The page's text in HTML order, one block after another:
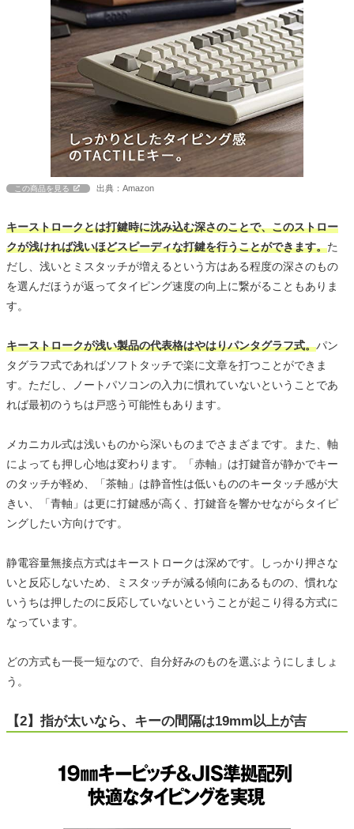
この商品を見る 出典：Amazon
キーストロークとは打鍵時に沈み込む深さのことで、このストロー
クが浅ければ浅いほどスピーディな打鍵を行うことができます。た
だし、浅いとミスタッチが増えるという方はある程度の深さのもの
を選んだほうが返ってタイピング速度の向上に繋がることもありま
す。
キーストロークが浅い製品の代表格はやはりパンタグラフ式。パン
タグラフ式であればソフトタッチで楽に文章を打つことができま
す。ただし、ノートパソコンの入力に慣れていないということであ
れば最初のうちは戸惑う可能性もあります。
メカニカル式は浅いものから深いものまでさまざまです。また、軸
によっても押し心地は変わります。「赤軸」は打鍵音が静かでキー
のタッチが軽め、「茶軸」は静音性は低いもののキータッチ感が大
きい、「青軸」は更に打鍵感が高く、打鍵音を響かせながらタイピ
ングしたい方向けです。
静電容量無接点方式はキーストロークは深めです。しっかり押さな
いと反応しないため、ミスタッチが減る傾向にあるものの、慣れな
いうちは押したのに反応していないということが起こり得る方式に
なっています。
どの方式も一長一短なので、自分好みのものを選ぶようにしましょ
う。
【2】指が太いなら、キーの間隔は19mm以上が吉